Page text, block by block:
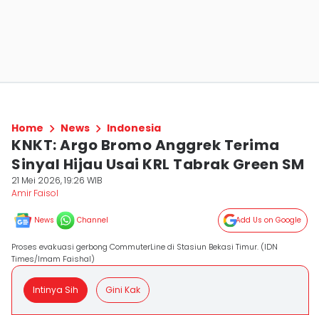
Home News Indonesia
KNKT: Argo Bromo Anggrek Terima
Sinyal Hijau Usai KRL Tabrak Green SM
21 Mei 2026, 19:26 WIB
Amir Faisol
News Channel Add Us on Google
Proses evakuasi gerbong CommuterLine di Stasiun Bekasi Timur. (IDN
Times/Imam Faishal)
Intinya Sih Gini Kak